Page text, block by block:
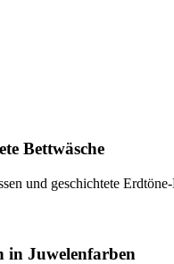
Bettwäsche
und geschichtete
in Juwelenfarben